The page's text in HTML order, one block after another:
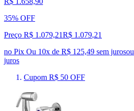
35% OFF
Preço R$ 1.079,21R$ 1.079,21
no Pix Ou 10x de R$ 125,49 sem jurosou
juros
Cupom R$ 50 OFF